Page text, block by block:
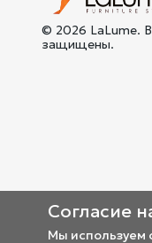
© 2026 LaLume.
защищены.
Согласие
Мы используем